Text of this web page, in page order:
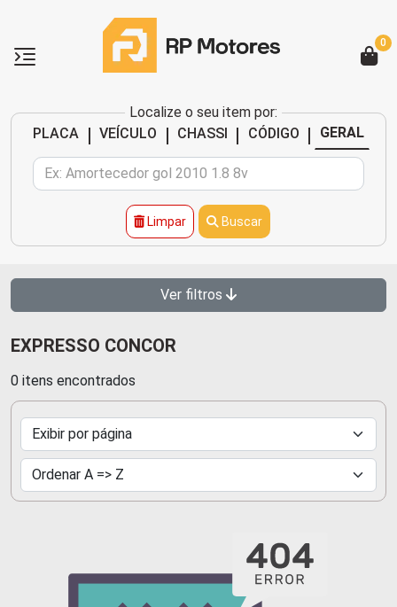
Localize o seu item por:
PLACA
| VEÍCULO | CHASSI | CÓDIGO | GERAL
Limpar Buscar
0
Ver filtros
EXPRESSO CONCOR
0 itens encontrados